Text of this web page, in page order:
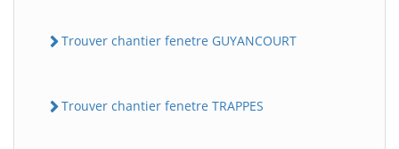
Trouver chantier fenetre GUYANCOURT
Trouver chantier fenetre TRAPPES